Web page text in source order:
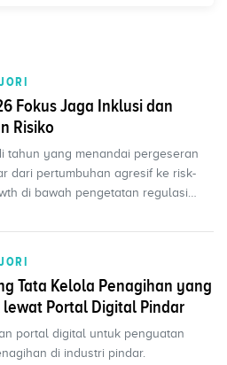
Fokus Jaga Inklusi dan
Risiko
tahun yang menandai pergeseran
dari pertumbuhan agresif ke risk-
di bawah pengetatan regulasi
Tata Kelola Penagihan yang
lewat Portal Digital Pindar
portal digital untuk penguatan
di industri pindar.